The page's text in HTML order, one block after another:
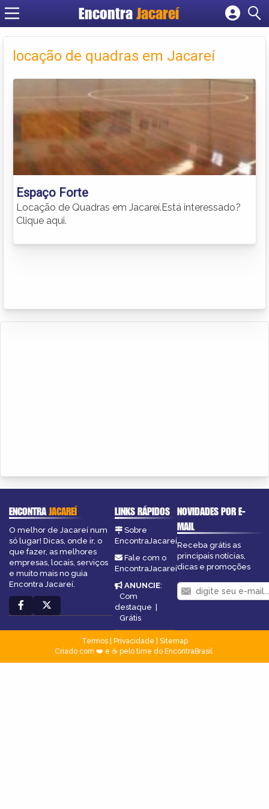
Encontra Jacareí
Cadastrar empresa
Criar conta
locação de quadras em Jacareí
Espaço Forte
Locação de Quadras em Jacareí.Está interessado?
Clique aqui.
ENCONTRAJACAREÍ
O melhor de Jacareí num
só lugar! Dicas, onde ir, o
que fazer, as melhores
empresas, locais, serviços
e muito mais no guia
Encontra Jacareí.
LINKS RÁPIDOS
Sobre
EncontraJacareí
Fale com o
EncontraJacareí
ANUNCIE:
Com
destaque |
Grátis
NOVIDADES POR E-
MAIL
Receba grátis as
principais notícias,
dicas e promoções
Termos| Privacidade
Sitemap
Criado com ❤️ e ☕ pelo time do EncontraBrasil